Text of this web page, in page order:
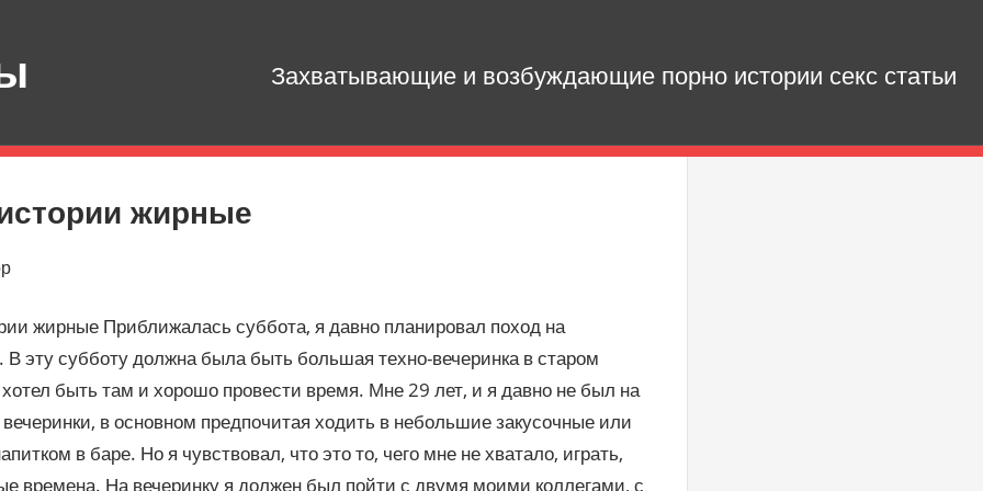
Захватывающие и возбуждающие порно истории секс статьи
жирные
жирные Приближалась суббота, я давно планировал поход на
В эту субботу должна была быть большая техно-вечеринка в старом
быть там и хорошо провести время. Мне 29 лет, и я давно не был на
в основном предпочитая ходить в небольшие закусочные или
в баре. Но я чувствовал, что это то, чего мне не хватало, играть,
времена. На вечеринку я должен был пойти с двумя моими коллегами, с